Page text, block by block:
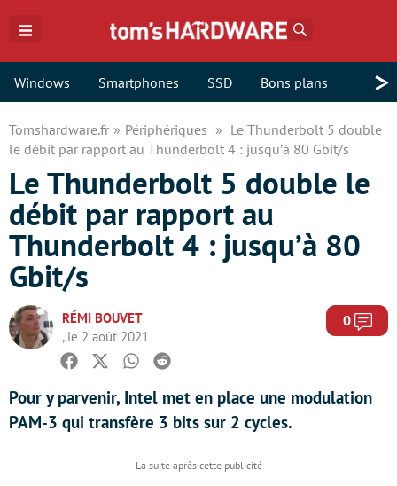
Windows Smartphones SSD Bons plans >
Tomshardware.fr Périphériques
Le Thunderbolt 5 double
le débit par rapport au Thunderbolt 4 : jusqu’à 80 Gbit/s
Le Thunderbolt 5 double le
débit par rapport au
Thunderbolt 4 : jusqu’à 80
Gbit/s
RÉMI BOUVET
, le 2 août 2021
0
Facebook
TwitterWhatsapp
Reddit
Pour y parvenir, Intel met en place une modulation
PAM-3 qui transfère 3 bits sur 2 cycles.